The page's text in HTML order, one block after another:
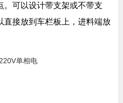
。可以设计带支架或不带支
直接放到车栏板上，进料端放
单相电